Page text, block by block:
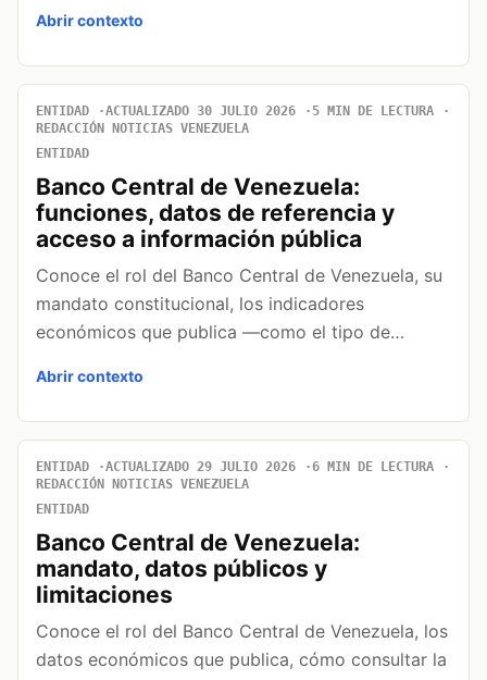
Abrir contexto
ENTIDAD ACTUALIZADO 30 JULIO 2026
5 MIN DE LECTURA
REDACCIÓN NOTICIAS VENEZUELA
ENTIDAD
Banco Central de Venezuela:
funciones, datos de referencia y
acceso a información pública
Conoce el rol del Banco Central de Venezuela, su
mandato constitucional, los indicadores
económicos que publica —como el tipo de…
Abrir contexto
ENTIDAD ACTUALIZADO 29 JULIO 2026
6 MIN DE LECTURA
REDACCIÓN NOTICIAS VENEZUELA
ENTIDAD
Banco Central de Venezuela:
mandato, datos públicos y
limitaciones
Conoce el rol del Banco Central de Venezuela, los
datos económicos que publica, cómo consultar la